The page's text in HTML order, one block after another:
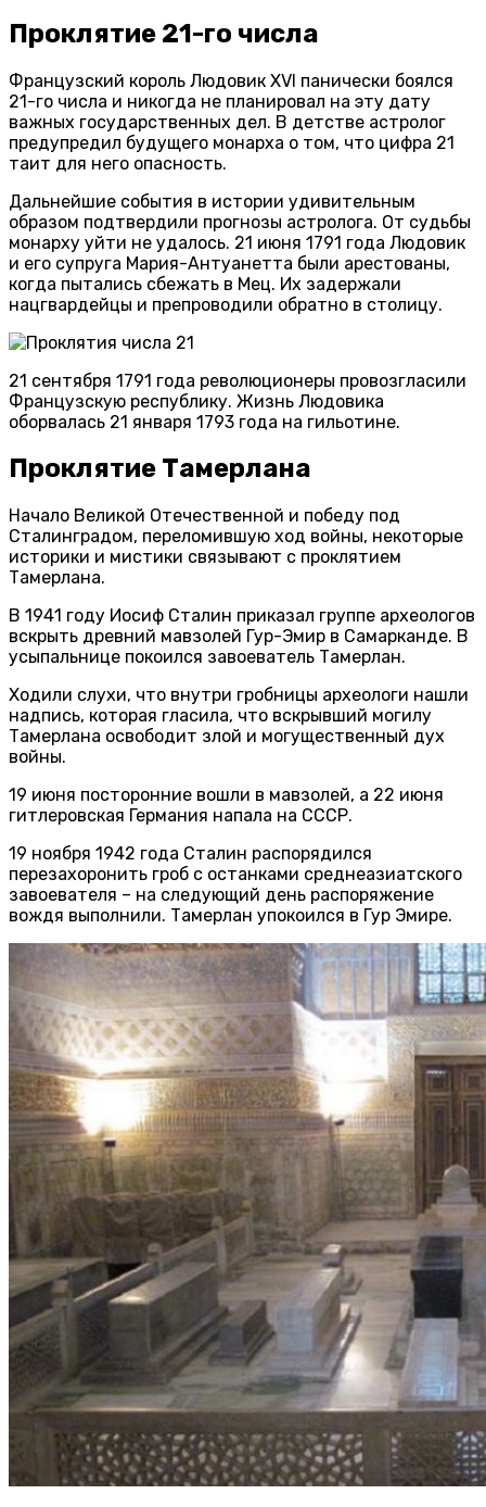
Проклятие 21-го числа
Французский король Людовик XVI панически боялся
21-го числа и никогда не планировал на эту дату
важных государственных дел. В детстве астролог
предупредил будущего монарха о том, что цифра 21
таит для него опасность.
Дальнейшие события в истории удивительным
образом подтвердили прогнозы астролога. От судьбы
монарху уйти не удалось. 21 июня 1791 года Людовик
и его супруга Мария-Антуанетта были арестованы,
когда пытались сбежать в Мец. Их задержали
нацгвардейцы и препроводили обратно в столицу.
21 сентября 1791 года революционеры провозгласили
Французскую республику. Жизнь Людовика
оборвалась 21 января 1793 года на гильотине.
Проклятие Тамерлана
Начало Великой Отечественной и победу под
Сталинградом, переломившую ход войны, некоторые
историки и мистики связывают с проклятием
Тамерлана.
В 1941 году Иосиф Сталин приказал группе археологов
вскрыть древний мавзолей Гур-Эмир в Самарканде. В
усыпальнице покоился завоеватель Тамерлан.
Ходили слухи, что внутри гробницы археологи нашли
надпись, которая гласила, что вскрывший могилу
Тамерлана освободит злой и могущественный дух
войны.
19 июня посторонние вошли в мавзолей, а 22 июня
гитлеровская Германия напала на СССР.
19 ноября 1942 года Сталин распорядился
перезахоронить гроб с останками среднеазиатского
завоевателя – на следующий день распоряжение
вождя выполнили. Тамерлан упокоился в Гур Эмире.